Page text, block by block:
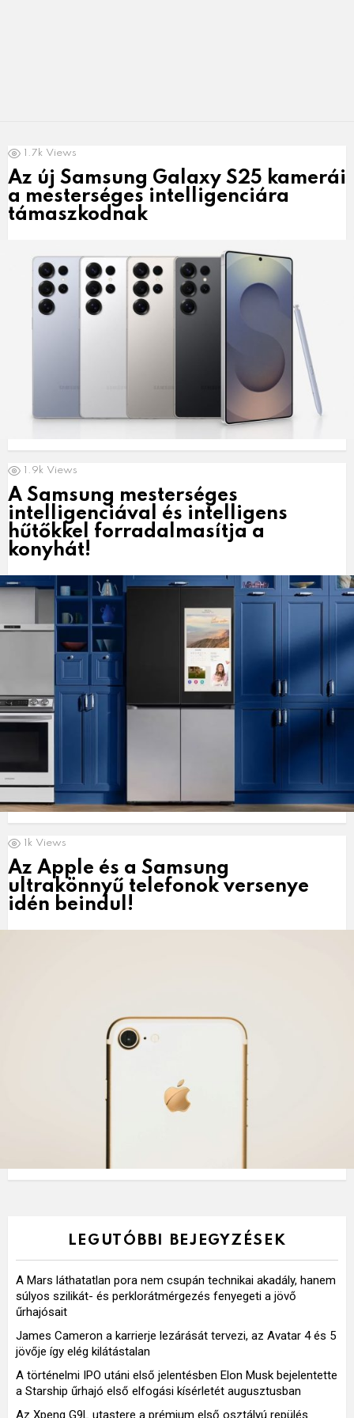
LATEST
NEWS
1.7k Views
Az új Samsung Galaxy S25 kamerái
a mesterséges intelligenciára
támaszkodnak
1.9k Views
A Samsung mesterséges
intelligenciával és intelligens
hűtőkkel forradalmasítja a
konyhát!
1k Views
Az Apple és a Samsung
ultrakönnyű telefonok versenye
idén beindul!
LEGUTÓBBI BEJEGYZÉSEK
A Mars láthatatlan pora nem csupán technikai akadály, hanem
súlyos szilikát- és perklorátmérgezés fenyegeti a jövő
űrhajósait
James Cameron a karrierje lezárását tervezi, az Avatar 4 és 5
jövője így elég kilátástalan
A történelmi IPO utáni első jelentésben Elon Musk bejelentette
a Starship űrhajó első elfogási kísérletét augusztusban
Az Xpeng G9L utastere a prémium első osztályú repülés